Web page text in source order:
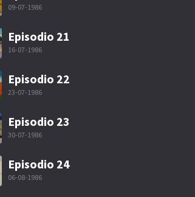
09-07-1986
Episodio 21
16-07-1986
Episodio 22
23-07-1986
Episodio 23
30-07-1986
Episodio 24
06-08-1986